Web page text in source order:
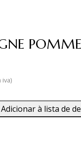
iva)
Adicionar à lista de